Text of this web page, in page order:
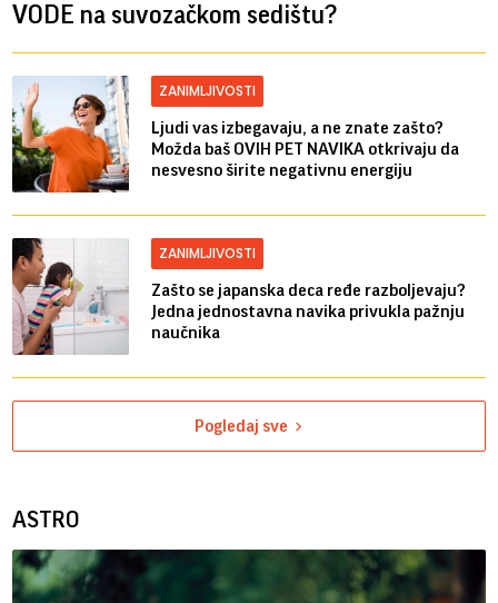
VODE na suvozačkom sedištu?
ZANIMLJIVOSTI
Ljudi vas izbegavaju, a ne znate zašto?
Možda baš OVIH PET NAVIKA otkrivaju da
nesvesno širite negativnu energiju
ZANIMLJIVOSTI
Zašto se japanska deca ređe razboljevaju?
Jedna jednostavna navika privukla pažnju
naučnika
Pogledaj sve
ASTRO